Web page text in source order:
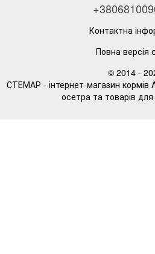
Контактна
Повна версія
© 2014 -
СТЕМАР - інтернет-магазин кормів
осетра та товарів